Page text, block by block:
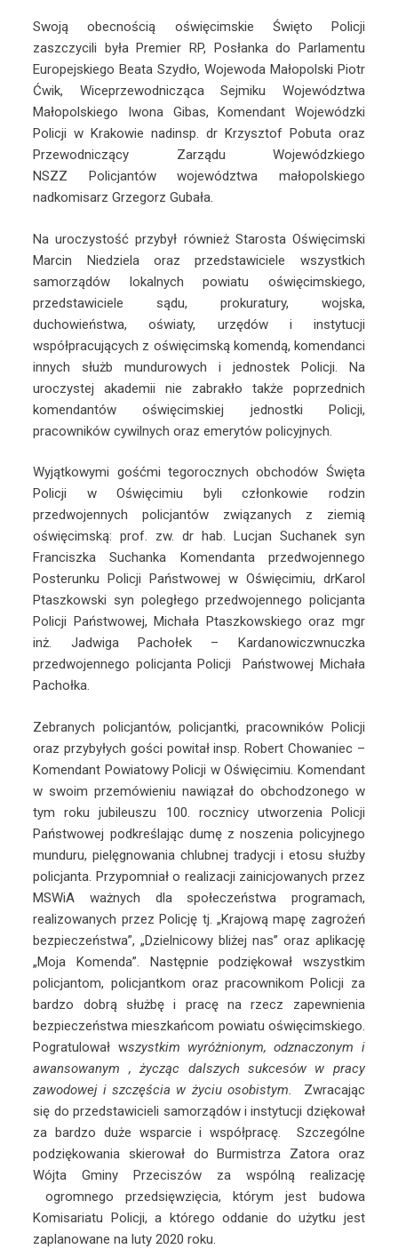
Swoją obecnością oświęcimskie Święto Policji
zaszczycili była Premier RP, Posłanka do Parlamentu
Europejskiego Beata Szydło, Wojewoda Małopolski Piotr
Ćwik, Wiceprzewodnicząca Sejmiku Województwa
Małopolskiego Iwona Gibas, Komendant Wojewódzki
Policji w Krakowie nadinsp. dr Krzysztof Pobuta oraz
Przewodniczący Zarządu Wojewódzkiego
NSZZ Policjantów województwa małopolskiego
nadkomisarz Grzegorz Gubała.
Na uroczystość przybył również Starosta Oświęcimski
Marcin Niedziela oraz przedstawiciele wszystkich
samorządów lokalnych powiatu oświęcimskiego,
przedstawiciele sądu, prokuratury, wojska,
duchowieństwa, oświaty, urzędów i instytucji
współpracujących z oświęcimską komendą, komendanci
innych służb mundurowych i jednostek Policji. Na
uroczystej akademii nie zabrakło także poprzednich
komendantów oświęcimskiej jednostki Policji,
pracowników cywilnych oraz emerytów policyjnych.
Wyjątkowymi gośćmi tegorocznych obchodów Święta
Policji w Oświęcimiu byli członkowie rodzin
przedwojennych policjantów związanych z ziemią
oświęcimską: prof. zw. dr hab. Lucjan Suchanek syn
Franciszka Suchanka Komendanta przedwojennego
Posterunku Policji Państwowej w Oświęcimiu, drKarol
Ptaszkowski syn poległego przedwojennego policjanta
Policji Państwowej, Michała Ptaszkowskiego oraz mgr
inż. Jadwiga Pachołek – Kardanowiczwnuczka
przedwojennego policjanta Policji Państwowej Michała
Pachołka.
Zebranych policjantów, policjantki, pracowników Policji
oraz przybyłych gości powitał insp. Robert Chowaniec –
Komendant Powiatowy Policji w Oświęcimiu. Komendant
w swoim przemówieniu nawiązał do obchodzonego w
tym roku jubileuszu 100. rocznicy utworzenia Policji
Państwowej podkreślając dumę z noszenia policyjnego
munduru, pielęgnowania chlubnej tradycji i etosu służby
policjanta. Przypomniał o realizacji zainicjowanych przez
MSWiA ważnych dla społeczeństwa programach,
realizowanych przez Policję tj. „Krajową mapę zagrożeń
bezpieczeństwa”, „Dzielnicowy bliżej nas” oraz aplikację
„Moja Komenda”. Następnie podziękował wszystkim
policjantom, policjantkom oraz pracownikom Policji za
bardzo dobrą służbę i pracę na rzecz zapewnienia
bezpieczeństwa mieszkańcom powiatu oświęcimskiego.
Pogratulował wszystkim wyróżnionym, odznaczonym i
awansowanym , życząc dalszych sukcesów w pracy
zawodowej i szczęścia w życiu osobistym. Zwracając
się do przedstawicieli samorządów i instytucji dziękował
za bardzo duże wsparcie i współpracę. Szczególne
podziękowania skierował do Burmistrza Zatora oraz
Wójta Gminy Przeciszów za wspólną realizację
ogromnego przedsięwzięcia, którym jest budowa
Komisariatu Policji, a którego oddanie do użytku jest
zaplanowane na luty 2020 roku.